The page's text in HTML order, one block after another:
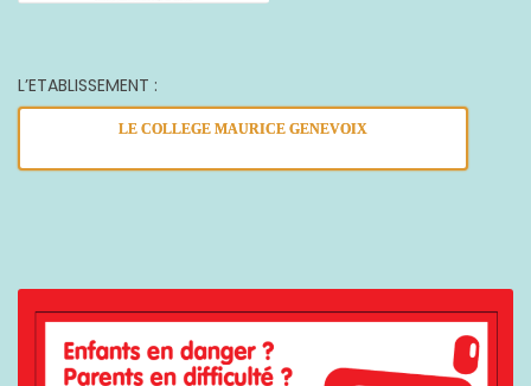
L’ETABLISSEMENT :
LE COLLEGE MAURICE GENEVOIX